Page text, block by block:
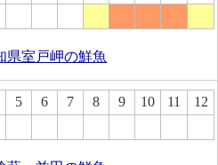
県室戸岬の鮮魚
5 6 7 8 9 10 11 12